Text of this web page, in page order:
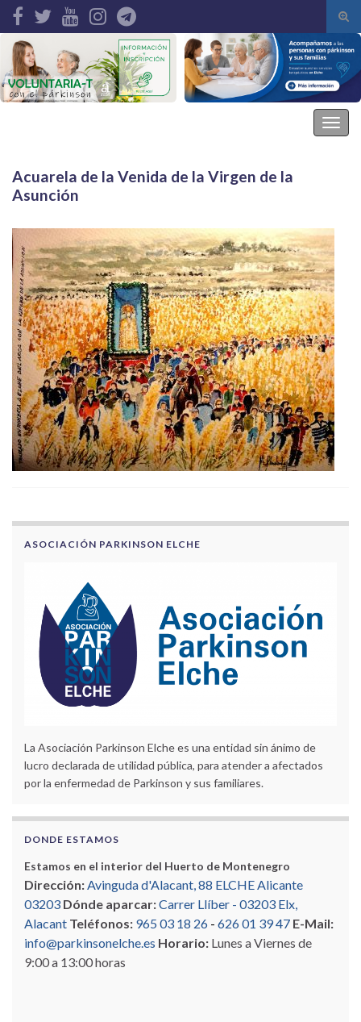
de
Search for:
Acuarela de la Venida de la Virgen de la
Asunción
ASOCIACIÓN PARKINSON ELCHE
La Asociación Parkinson Elche es una entidad sin ánimo de
lucro declarada de utilidad pública, para atender a afectados
por la enfermedad de Parkinson y sus familiares.
DONDE ESTAMOS
Estamos en el interior del Huerto de Montenegro
Dirección:Avinguda d'Alacant, 88 ELCHE Alicante
03203 Dónde aparcar:Carrer Llíber - 03203 Elx,
Alacant Teléfonos: 965 03 18 26 - 626 01 39 47 E-Mail:
info@parkinsonelche.es Horario: Lunes a Viernes de
9:00 a 13:00 horas